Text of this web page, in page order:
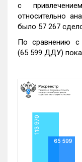
с
относительно
было 57 267
По сравнению с
(65 599 ДДУ)